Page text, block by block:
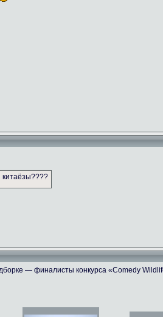
китаёзы????
— финалисты конкурса «Comedy